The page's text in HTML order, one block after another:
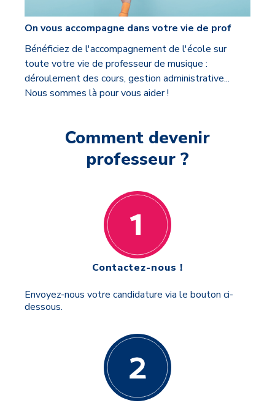
On vous accompagne dans votre vie de prof
Bénéficiez de l'accompagnement de l'école sur
toute votre vie de professeur de musique :
déroulement des cours, gestion administrative...
Nous sommes là pour vous aider !
Comment devenir
professeur ?
Contactez-nous !
Envoyez-nous votre candidature via le bouton ci-
dessous.